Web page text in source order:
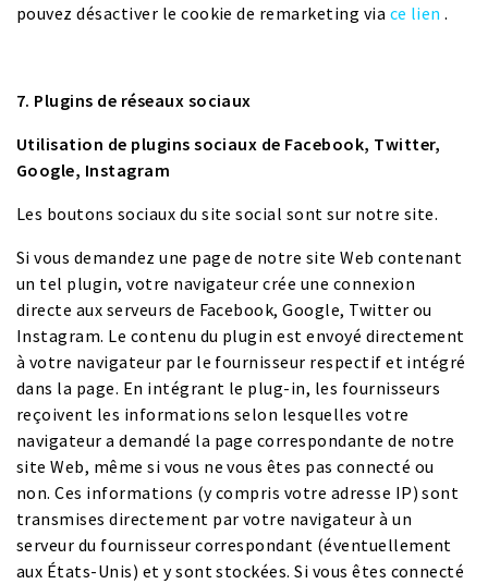
pouvez désactiver le cookie de remarketing via ce lien .
7. Plugins de réseaux sociaux
Utilisation de plugins sociaux de Facebook, Twitter,
Google, Instagram
Les boutons sociaux du site social sont sur notre site.
Si vous demandez une page de notre site Web contenant
un tel plugin, votre navigateur crée une connexion
directe aux serveurs de Facebook, Google, Twitter ou
Instagram. Le contenu du plugin est envoyé directement
à votre navigateur par le fournisseur respectif et intégré
dans la page. En intégrant le plug-in, les fournisseurs
reçoivent les informations selon lesquelles votre
navigateur a demandé la page correspondante de notre
site Web, même si vous ne vous êtes pas connecté ou
non. Ces informations (y compris votre adresse IP) sont
transmises directement par votre navigateur à un
serveur du fournisseur correspondant (éventuellement
aux États-Unis) et y sont stockées. Si vous êtes connecté